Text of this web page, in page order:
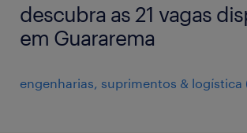
descubra as 21 vagas
em Guararema
engenharias, suprimentos & logística